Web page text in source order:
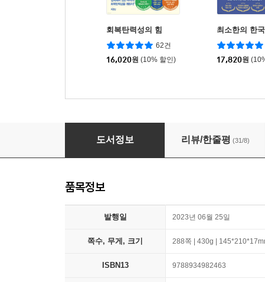
회복탄력성의 힘
62건
16,020원 (10% 할인)
최소한의 한
17,820원
대한민국의 학부모님께
도서정보 리뷰/한줄평 (31/8)
품목정보
발행일 2023년 06월 25일
쪽수, 무게, 크기 288쪽 | 430g |
ISBN13 9788934982463